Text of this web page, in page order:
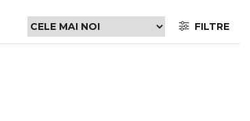
FILTRE